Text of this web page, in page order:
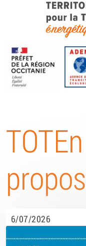
TOTEn
6/07/2026